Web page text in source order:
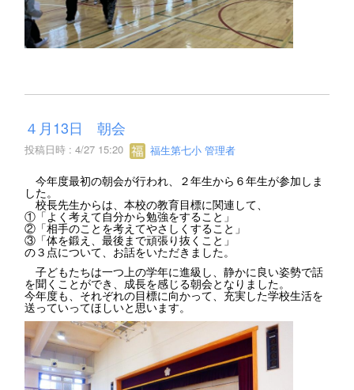
４月13日 朝会
投稿日時 : 4/27 15:20 福生第七小 管理者
今年度最初の朝会が行われ、２年生から６年生が参加しま
した。
校長先生からは、本校の教育目標に関連して、
①「よく考えて自分から勉強をすること」
②「相手のことを考えてやさしくすること」
③「体を鍛え、最後まで頑張り抜くこと」
の３点について、お話をいただきました。
子どもたちは一つ上の学年に進級し、静かに良い姿勢で話
を聞くことができ、成長を感じる朝会となりました。
今年度も、それぞれの目標に向かって、充実した学校生活を
送っていってほしいと思います。